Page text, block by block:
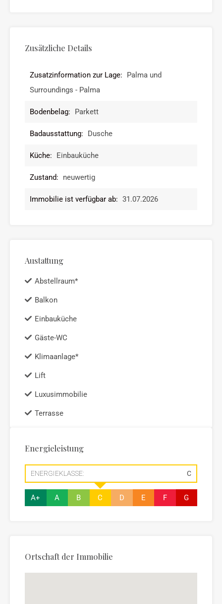
Zusätzliche Details
Zusatzinformation zur Lage:
Palma und
Surroundings - Palma
Bodenbelag: Parkett
Badausstattung: Dusche
Küche: Einbauküche
Zustand: neuwertig
Immobilie ist verfügbar ab: 31.07.2026
Austattung
Abstellraum*
Balkon
Einbauküche
Gäste-WC
Klimaanlage*
Lift
Luxusimmobilie
Terrasse
Energieleistung
ENERGIEKLASSE: C
A+ A B C D E F G
Ortschaft der Immobilie